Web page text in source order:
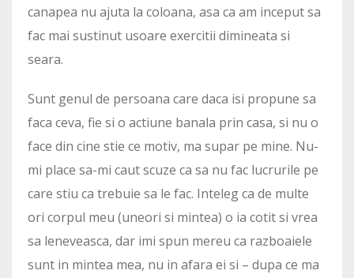
canapea nu ajuta la coloana, asa ca am inceput sa
fac mai sustinut usoare exercitii dimineata si
seara.
Sunt genul de persoana care daca isi propune sa
faca ceva, fie si o actiune banala prin casa, si nu o
face din cine stie ce motiv, ma supar pe mine. Nu-
mi place sa-mi caut scuze ca sa nu fac lucrurile pe
care stiu ca trebuie sa le fac. Inteleg ca de multe
ori corpul meu (uneori si mintea) o ia cotit si vrea
sa leneveasca, dar imi spun mereu ca razboaiele
sunt in mintea mea, nu in afara ei si – dupa ce ma